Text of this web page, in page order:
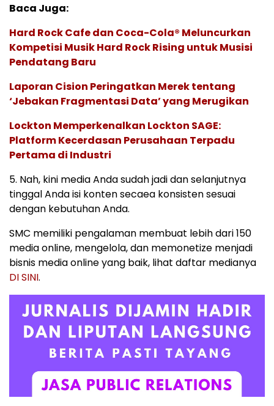
Baca Juga:
Hard Rock Cafe dan Coca-Cola® Meluncurkan
Kompetisi Musik Hard Rock Rising untuk Musisi
Pendatang Baru
Laporan Cision Peringatkan Merek tentang
‘Jebakan Fragmentasi Data’ yang Merugikan
Lockton Memperkenalkan Lockton SAGE:
Platform Kecerdasan Perusahaan Terpadu
Pertama di Industri
5. Nah, kini media Anda sudah jadi dan selanjutnya
tinggal Anda isi konten secaea konsisten sesuai
dengan kebutuhan Anda.
SMC memiliki pengalaman membuat lebih dari 150
media online, mengelola, dan memonetize menjadi
bisnis media online yang baik, lihat daftar medianya
DI SINI.